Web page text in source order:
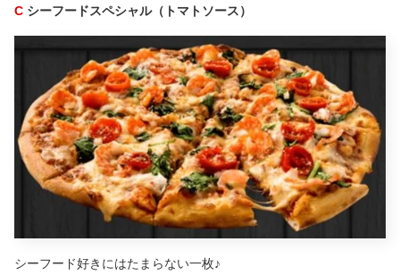
C シーフードスペシャル（トマトソース）
シーフード好きにはたまらない一枚♪